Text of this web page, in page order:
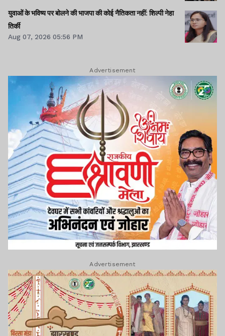
युवाओं के भविष्य पर बोलने की भाजपा की कोई नैतिकता नहीं: शिल्पी नेहा
तिर्की
Aug 07, 2026 05:56 PM
Advertisement
Advertisement